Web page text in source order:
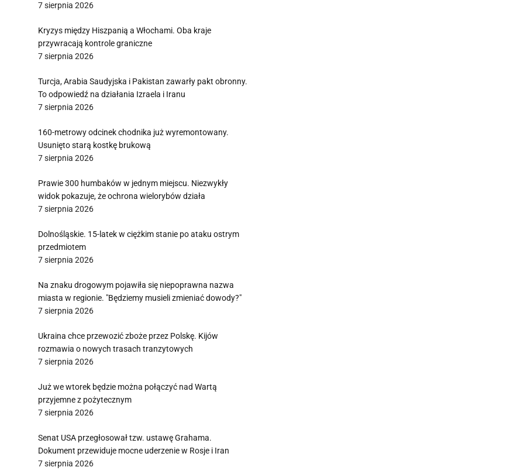
7 sierpnia 2026
Kryzys między Hiszpanią a Włochami. Oba kraje
przywracają kontrole graniczne
7 sierpnia 2026
Turcja, Arabia Saudyjska i Pakistan zawarły pakt obronny.
To odpowiedź na działania Izraela i Iranu
7 sierpnia 2026
160-metrowy odcinek chodnika już wyremontowany.
Usunięto starą kostkę brukową
7 sierpnia 2026
Prawie 300 humbaków w jednym miejscu. Niezwykły
widok pokazuje, że ochrona wielorybów działa
7 sierpnia 2026
Dolnośląskie. 15-latek w ciężkim stanie po ataku ostrym
przedmiotem
7 sierpnia 2026
Na znaku drogowym pojawiła się niepoprawna nazwa
miasta w regionie. "Będziemy musieli zmieniać dowody?"
7 sierpnia 2026
Ukraina chce przewozić zboże przez Polskę. Kijów
rozmawia o nowych trasach tranzytowych
7 sierpnia 2026
Już we wtorek będzie można połączyć nad Wartą
przyjemne z pożytecznym
7 sierpnia 2026
Senat USA przegłosował tzw. ustawę Grahama.
Dokument przewiduje mocne uderzenie w Rosje i Iran
7 sierpnia 2026